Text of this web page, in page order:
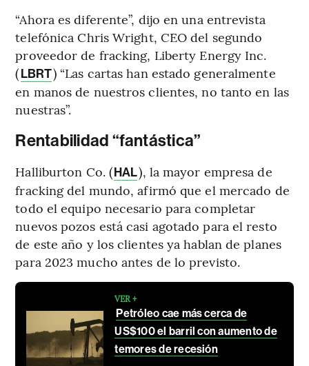
“Ahora es diferente”, dijo en una entrevista
telefónica Chris Wright, CEO del segundo
proveedor de fracking, Liberty Energy Inc.
(LBRT) “Las cartas han estado generalmente
en manos de nuestros clientes, no tanto en las
nuestras”.
Rentabilidad “fantástica”
Halliburton Co. (HAL), la mayor empresa de
fracking del mundo, afirmó que el mercado de
todo el equipo necesario para completar
nuevos pozos está casi agotado para el resto
de este año y los clientes ya hablan de planes
para 2023 mucho antes de lo previsto.
VER +
Petróleo cae más cerca de
US$100 el barril con aumento de
temores de recesión